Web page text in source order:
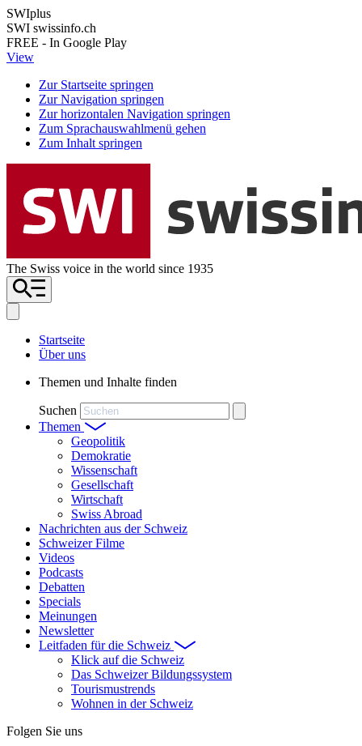
SWIplus
SWI swissinfo.ch
FREE - In Google Play
View
Zur Startseite springen
Zur Navigation springen
Zur horizontalen Navigation springen
Zum Sprachauswahlmenü gehen
Zum Inhalt springen
The Swiss voice in the world since 1935
Startseite
Über uns
Themen und Inhalte finden
Suchen
Themen
Geopolitik
Demokratie
Wissenschaft
Gesellschaft
Wirtschaft
Swiss Abroad
Nachrichten aus der Schweiz
Schweizer Filme
Videos
Podcasts
Debatten
Specials
Meinungen
Newsletter
Leitfaden für die Schweiz
Klick auf die Schweiz
Das Schweizer Bildungssystem
Tourismustrends
Wohnen in der Schweiz
Folgen Sie uns